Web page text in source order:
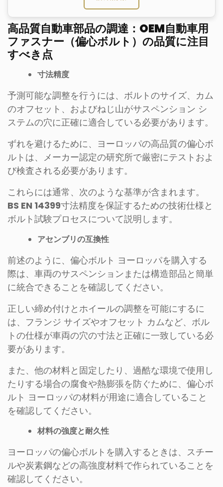
高品質自動車部品の調達：OEM自動車用
ファスナー（偏心ボルト）の品質に注目
すべき点
寸法精度
予測可能な調整を行うには、ボルトのサイズ、カム
のオフセット、およびねじ山がサスペンション シ
ステムの穴に正確に適合している必要があります。
ずれを避けるために、ヨーロッパの高品質の偏心ボ
ルトは、メーカー認定の研究所で厳密にテストおよ
び検査される必要があります。
これらには通常、次のような基準が含まれます。
BS EN 14399寸法精度を保証するための技術仕様と
ボルト試験プロセスについて説明します。
アセンブリの互換性
前述のように、偏心ボルト ヨーロッパを購入する
際は、車両のサスペンションまたは構造部品と簡単
に統合できることを確認してください。
正しい締め付けとホイールの調整を可能にするに
は、フランジ サイズやオフセット カムなど、ボル
トの仕様が車両の穴の寸法と正確に一致している必
要があります。
また、他の材料と固定したり、過酷な環境で使用し
たりする場合の腐食や熱膨張を防ぐために、偏心ボ
ルト ヨーロッパの材料が用途に適合していること
を確認してください。
材料の強度と耐久性
ヨーロッパの偏心ボルトを購入するときは、スチー
ルや炭素鋼などの高強度材料で作られていることを
確認してください。